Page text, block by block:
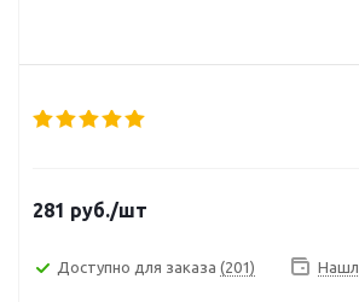
281 руб./шт
Доступно для заказа (201)